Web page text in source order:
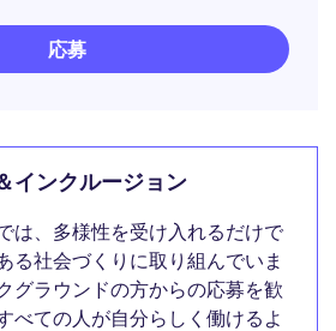
応募
インクルージョン
は、多様性を受け入れるだけで
る社会づくりに取り組んでいま
グラウンドの方からの応募を歓
べての人が自分らしく働けるよ